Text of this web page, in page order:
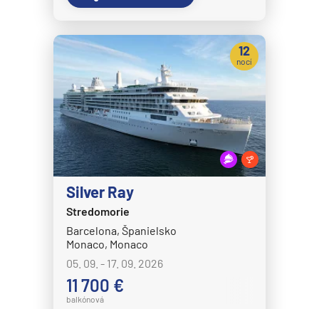
Silver Ray
Stredomorie
Barcelona, Španielsko
Monaco, Monaco
05. 09. - 17. 09. 2026
11 700 €
balkónová
12
nocí